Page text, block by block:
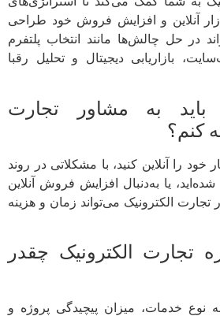
آنلاین و افزایش فروش خود طراحی
در حل چالش‌ها مانند انتخاب پلتفرم
بازاریابی دیجیتال و تحلیل رقبا
به مشاور تجارت
کنم؟
را آنلاین کنید، با مشکلاتی در روند
یا به‌دنبال افزایش فروش آنلاین
الکترونیک می‌تواند زمان و هزینه
تجارت الکترونیک چقدر
نوع خدمات، میزان پیچیدگی پروژه و